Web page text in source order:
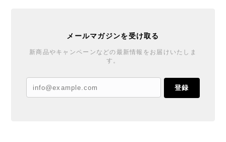
メールマガジンを受け取る
新商品やキャンペーンなどの最新情報をお届けいたしま
す。
登録